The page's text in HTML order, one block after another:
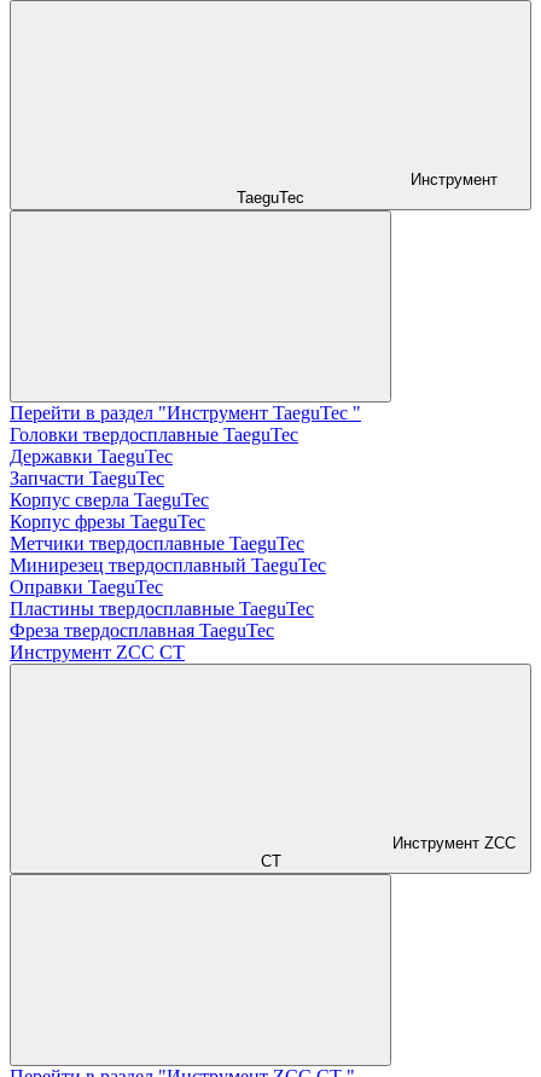
Инструмент
TaeguTec
Перейти в раздел "Инструмент TaeguTec "
Головки твердосплавные TaeguTec
Державки TaeguTec
Запчасти TaeguTec
Корпус сверла TaeguTec
Корпус фрезы TaeguTec
Метчики твердосплавные TaeguTec
Минирезец твердосплавный TaeguTec
Оправки TaeguTec
Пластины твердосплавные TaeguTec
Фреза твердосплавная TaeguTec
Инструмент ZCС CT
Инструмент ZCС
CT